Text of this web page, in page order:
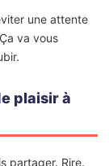
une attente
va vous
plaisir à
partager. Rire.